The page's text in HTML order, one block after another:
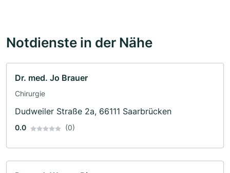
Notdienste in der Nähe
Dr. med. Jo Brauer
Chirurgie
Dudweiler Straße 2a, 66111 Saarbrücken
0.0 (0)